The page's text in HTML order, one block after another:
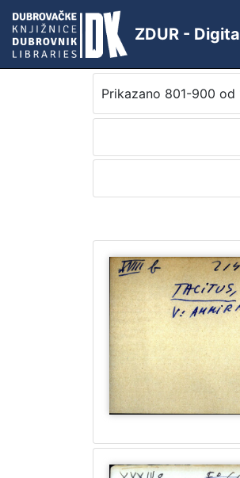
ZDUR -
Prikazano 801-900 od